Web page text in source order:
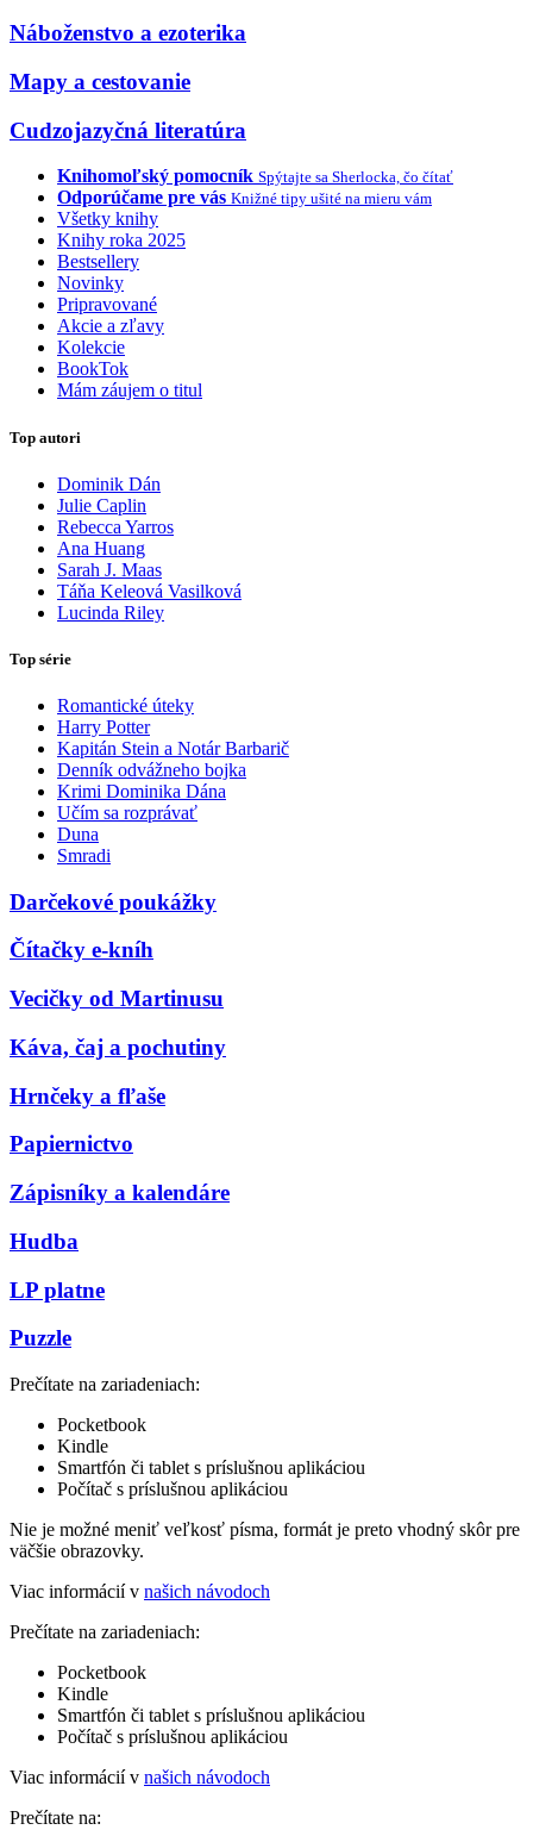
Náboženstvo a ezoterika
Mapy a cestovanie
Cudzojazyčná literatúra
Knihomoľský pomocník Spýtajte sa Sherlocka, čo čítať
Odporúčame pre vás Knižné tipy ušité na mieru vám
Všetky knihy
Knihy roka 2025
Bestsellery
Novinky
Pripravované
Akcie a zľavy
Kolekcie
BookTok
Mám záujem o titul
Top autori
Dominik Dán
Julie Caplin
Rebecca Yarros
Ana Huang
Sarah J. Maas
Táňa Keleová Vasilková
Lucinda Riley
Top série
Romantické úteky
Harry Potter
Kapitán Stein a Notár Barbarič
Denník odvážneho bojka
Krimi Dominika Dána
Učím sa rozprávať
Duna
Smradi
Darčekové poukážky
Čítačky e-kníh
Vecičky od Martinusu
Káva, čaj a pochutiny
Hrnčeky a fľaše
Papiernictvo
Zápisníky a kalendáre
Hudba
LP platne
Puzzle
Prečítate na zariadeniach:
Pocketbook
Kindle
Smartfón či tablet s príslušnou aplikáciou
Počítač s príslušnou aplikáciou
Nie je možné meniť veľkosť písma, formát je preto vhodný skôr pre
väčšie obrazovky.
Viac informácií v našich návodoch
Prečítate na zariadeniach:
Pocketbook
Kindle
Smartfón či tablet s príslušnou aplikáciou
Počítač s príslušnou aplikáciou
Viac informácií v našich návodoch
Prečítate na: